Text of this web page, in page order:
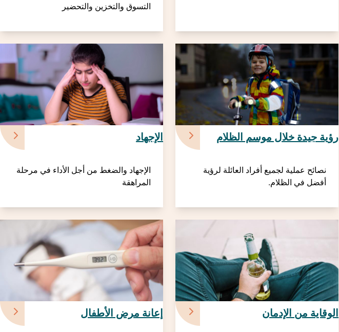
التسوق والتخزين والتحضير
رؤية جيدة خلال موسم الظلام
نصائح عملية لجميع أفراد العائلة لرؤية
أفضل في الظلام.
الإجهاد
الإجهاد والضغط من أجل الأداء في مرحلة
المراهقة
الوقاية من الإدمان إعانة مرض الأطفال